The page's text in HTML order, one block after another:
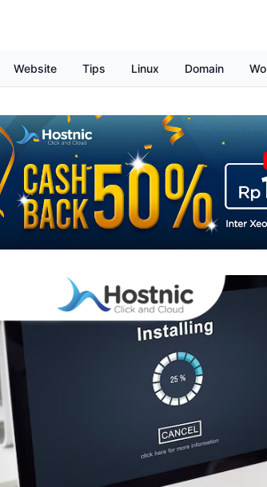
Website Tips Linux Domain